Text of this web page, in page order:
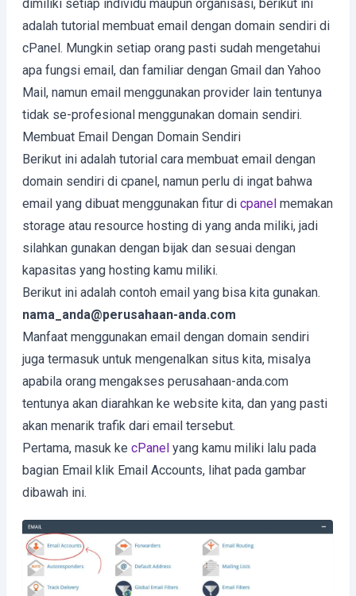
dimiliki setiap individu maupun organisasi, berikut ini
adalah tutorial membuat email dengan domain sendiri di
cPanel. Mungkin setiap orang pasti sudah mengetahui
apa fungsi email, dan familiar dengan Gmail dan Yahoo
Mail, namun email menggunakan provider lain tentunya
tidak se-profesional menggunakan domain sendiri.
Membuat Email Dengan Domain Sendiri
Berikut ini adalah tutorial cara membuat email dengan
domain sendiri di cpanel, namun perlu di ingat bahwa
email yang dibuat menggunakan fitur di cpanel memakan
storage atau resource hosting di yang anda miliki, jadi
silahkan gunakan dengan bijak dan sesuai dengan
kapasitas yang hosting kamu miliki.
Berikut ini adalah contoh email yang bisa kita gunakan.
nama_anda@perusahaan-anda.com
Manfaat menggunakan email dengan domain sendiri
juga termasuk untuk mengenalkan situs kita, misalya
apabila orang mengakses perusahaan-anda.com
tentunya akan diarahkan ke website kita, dan yang pasti
akan menarik trafik dari email tersebut.
Pertama, masuk ke cPanel yang kamu miliki lalu pada
bagian Email klik Email Accounts, lihat pada gambar
dibawah ini.